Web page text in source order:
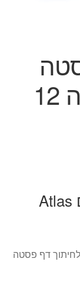
מדגם Atlas רג'ינטה 12
תוספת למכונת פסטה מדגם Atlas
דף פסטה